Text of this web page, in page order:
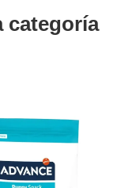
categoría